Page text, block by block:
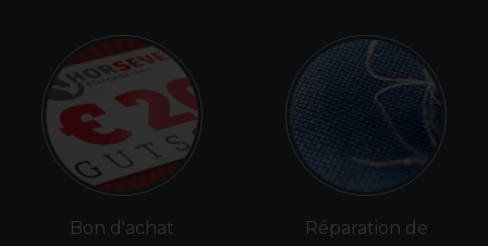
Bon d'achat
Réparation de